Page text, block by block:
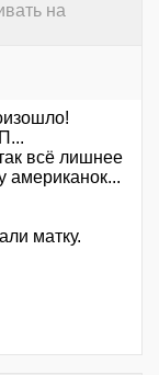
на
всё лишнее
американок...
матку.